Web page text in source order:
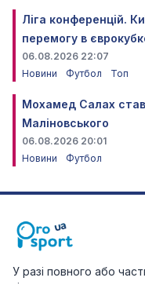
Ліга конференцій.
перемогу в
06.08.2026 22:07
Новини
Футбол Топ
Мохамед Салах
Маліновського
06.08.2026 20:01
Новини
Футбол
У разі повного або